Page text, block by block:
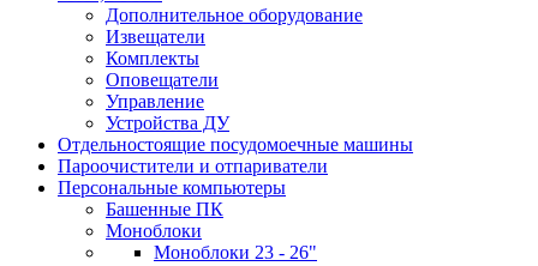
Дополнительное оборудование
Извещатели
Комплекты
Оповещатели
Управление
Устройства ДУ
Отдельностоящие посудомоечные машины
Пароочистители и отпариватели
Персональные компьютеры
Башенные ПК
Моноблоки
Моноблоки 23 - 26"